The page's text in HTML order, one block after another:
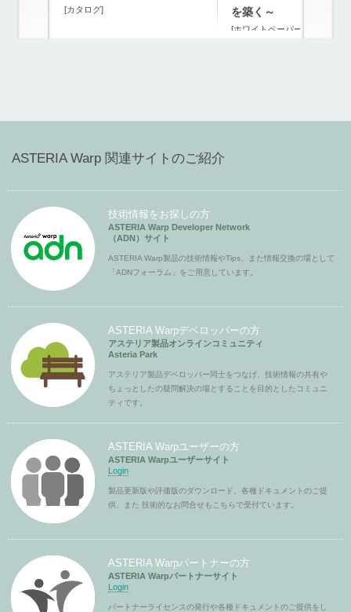
[カタログ]
を築く～
[ホワイトペーパー]
ASTERIA Warp 関連サイトのご紹介
技術情報をお探しの方
ASTERIA Warp Developer Network
（ADN）サイト
ASTERIA Warp製品の技術情報やTips、また情報交換の場として
「ADNフォーラム」をご用意しています。
ASTERIA Warpデベロッパーの方
アステリア製品オンラインコミュニティ
Asteria Park
アステリア製品デベロッパー同士をつなげ、技術情報の共有や
ちょっとしたの疑問解決の場とすることを目的としたコミュニ
ティです。
ASTERIA Warpユーザーの方
ASTERIA Warpユーザーサイト
Login
製品更新版や評価版のダウンロード、各種ドキュメントのご提
供、また 技術的なお問合せもこちらで受付ています。
ASTERIA Warpパートナーの方
ASTERIA Warpパートナーサイト
Login
パートナーライセンスの発行や各種ドキュメントのご提供をし